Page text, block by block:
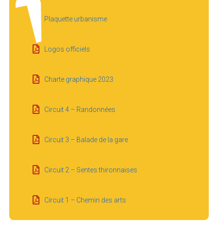
Plaquette urbanisme
Logos officiels
Charte graphique 2023
Circuit 4 – Randonnées
Circuit 3 – Balade de la gare
Circuit 2 – Sentes thironnaises
Circuit 1 – Chemin des arts